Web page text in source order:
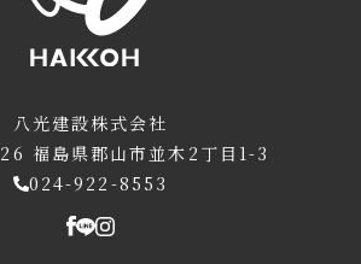
八光建設株式会社
福島県郡山市並木2丁目1-3
024-922-8553